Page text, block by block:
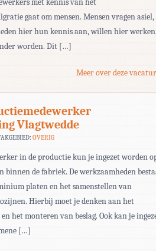
gaat om mensen. Mensen vragen asiel,
hier hun kennis aan, willen hier
worden. Dit […]
Meer over deze
Vlagtwedde
OVERIG
in de productie kun je ingezet worden
binnen de fabriek. De werkzaamheden
platen en het samenstellen van
Hierbij moet je denken aan het
het monteren van beslag. Ook kan je
[…]